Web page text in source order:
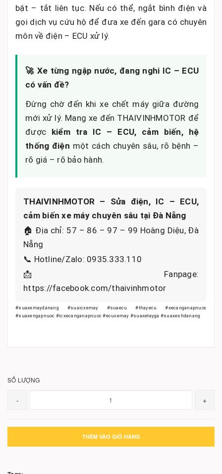
bật – tắt liên tục. Nếu có thể, ngắt bình điện và
gọi dịch vụ cứu hộ để đưa xe đến gara có chuyên
môn về điện – ECU xử lý.
🚀 Xe từng ngập nước, đang nghi IC – ECU
có vấn đề?
Đừng chờ đến khi xe chết máy giữa đường
mới xử lý. Mang xe đến THAIVINHMOTOR để
được kiểm tra IC – ECU, cảm biến, hệ
thống điện một cách chuyên sâu, rõ bệnh –
rõ giá – rõ bảo hành.
THAIVINHMOTOR – Sửa điện, IC – ECU,
cảm biến xe máy chuyên sâu tại Đà Nẵng
🏠 Địa chỉ: 57 – 86 – 97 – 99 Hoàng Diệu, Đà
Nẵng
📞 Hotline/Zalo: 0935.333.110
📩 Fanpage:
https://facebook.com/thaivinhmotor
#suaxemaydanang #suaicxemay #suaecu #thayecu #xecanganapnuoc
#suaxengapnuoc #icxecanganapnuoc #ecuxemay #suaxetayga #suaxeshdanang
SỐ LƯỢNG
- +
THÊM VÀO GIỎ HÀNG